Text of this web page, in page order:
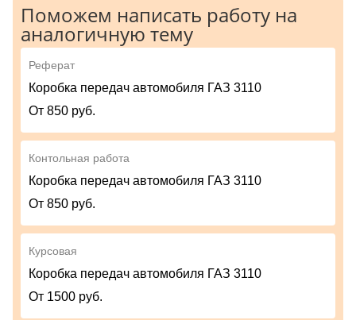
Поможем написать работу на
аналогичную тему
Реферат
Коробка передач автомобиля ГАЗ 3110
От 850 руб.
Контольная работа
Коробка передач автомобиля ГАЗ 3110
От 850 руб.
Курсовая
Коробка передач автомобиля ГАЗ 3110
От 1500 руб.